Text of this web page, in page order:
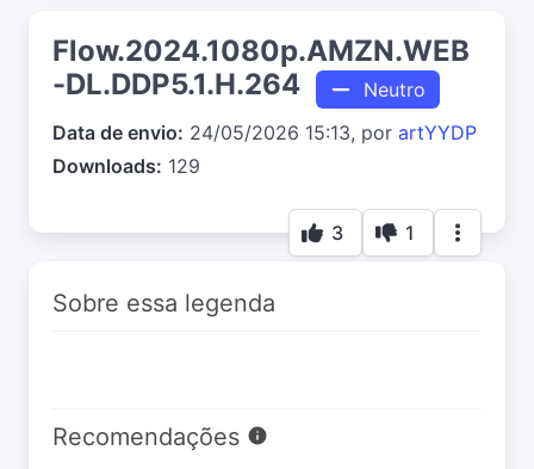
Flow.2024.1080p.AMZN.WEB
-DL.DDP5.1.H.264
Neutro
Data de envio: 24/05/2026 15:13, por artYYDP
Downloads: 129
3 1
Sobre essa legenda
Recomendações